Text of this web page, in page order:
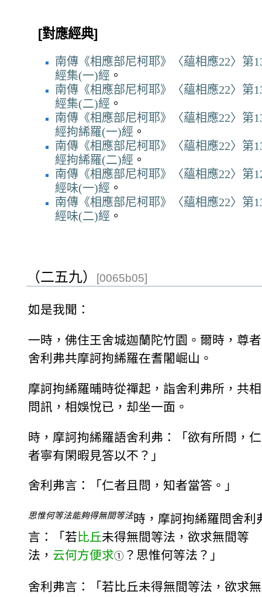
[對應經典]
南傳《相應部尼柯耶》〈蘊相應22〉第
經集(一)經 。
南傳《相應部尼柯耶》〈蘊相應22〉第
經集(二)經 。
南傳《相應部尼柯耶》〈蘊相應22〉第
經拘絺羅(一)經 。
南傳《相應部尼柯耶》〈蘊相應22〉第
經拘絺羅(二)經 。
南傳《相應部尼柯耶》〈蘊相應22〉第
經味(一)經 。
南傳《相應部尼柯耶》〈蘊相應22〉第
經味(二)經 。
（二五九） [0065b05]
如是我聞：
一時，佛住王舍城迦蘭陀竹園。爾時，尊者
舍利弗共摩訶拘絺羅在耆闍崛山。
摩訶拘絺羅晡時從禪起，詣舍利弗所，共相
問訊，相娛悅已，却坐一面。
時，摩訶拘絺羅語舍利弗：「欲有所問，仁
者寧有閑暇見答以不？」
舍利弗言：「仁者且問，知者當答。」
思惟何等法能夠得無間等法時，摩訶拘絺羅問舍利
言：「若比丘未得無間等法，欲求無間等
法， 云何方便求① ？思惟何等法？」
舍利弗言：「若比丘未得無間等法，欲求無